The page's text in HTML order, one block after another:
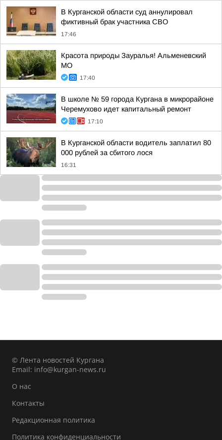
В Курганской области суд аннулировал
фиктивный брак участника СВО
17:46
Красота природы Зауралья! Альменевский
МО
17:40
В школе № 59 города Кургана в микрорайоне
Черемухово идет капитальный ремонт
17:10
В Курганской области водитель заплатил 80
000 рублей за сбитого лося
16:31
© Лента новостей Кургана
Email: info@kurgan-news.ru
О нас
Контакты
Редакционная политика
Политика конфиденциальности